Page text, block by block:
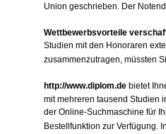
Union geschrieben. Der
Wettbewerbsvorteile
Studien mit den Honoraren
zusammenzutragen, müssten
http://www.diplom.debietet
mit mehreren tausend Studien
der Online-Suchmaschine für
Bestellfunktion zur Verfügung.